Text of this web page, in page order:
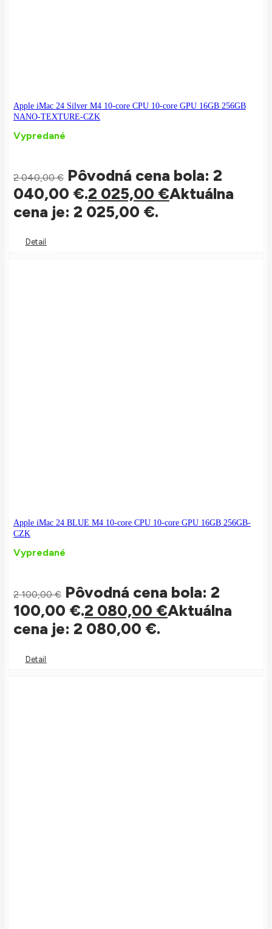
Apple iMac 24 Silver M4 10-core CPU 10-core GPU 16GB 256GB
NANO-TEXTURE-CZK
Vypredané
2 040,00€ Pôvodná cena bola: 2
040,00 €.2 025,00 €Aktuálna
cena je: 2 025,00 €.
Detail
Apple iMac 24 BLUE M4 10-core CPU 10-core GPU 16GB 256GB-
CZK
Vypredané
2 100,00€ Pôvodná cena bola: 2
100,00 €.2 080,00 €Aktuálna
cena je: 2 080,00 €.
Detail